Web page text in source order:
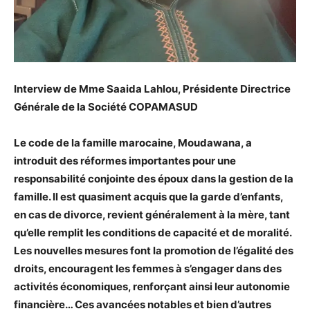
Interview de Mme Saaida Lahlou, Présidente Directrice
Générale de la Société COPAMASUD
Le code de la famille marocaine, Moudawana, a
introduit des réformes importantes pour une
responsabilité conjointe des époux dans la gestion de la
famille. Il est quasiment acquis que la garde d’enfants,
en cas de divorce, revient généralement à la mère, tant
qu’elle remplit les conditions de capacité et de moralité.
Les nouvelles mesures font la promotion de l’égalité des
droits, encouragent les femmes à s’engager dans des
activités économiques, renforçant ainsi leur autonomie
financière… Ces avancées notables et bien d’autres